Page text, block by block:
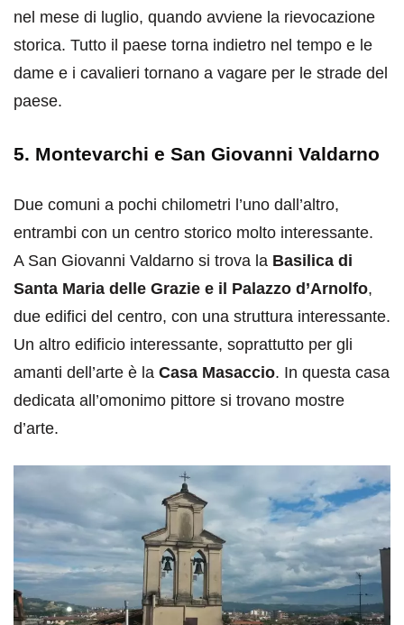
nel mese di luglio, quando avviene la rievocazione
storica. Tutto il paese torna indietro nel tempo e le
dame e i cavalieri tornano a vagare per le strade del
paese.
5. Montevarchi e San Giovanni Valdarno
Due comuni a pochi chilometri l’uno dall’altro,
entrambi con un centro storico molto interessante.
A San Giovanni Valdarno si trova la Basilica di
Santa Maria delle Grazie e il Palazzo d’Arnolfo,
due edifici del centro, con una struttura interessante.
Un altro edificio interessante, soprattutto per gli
amanti dell’arte è la Casa Masaccio. In questa casa
dedicata all’omonimo pittore si trovano mostre
d’arte.